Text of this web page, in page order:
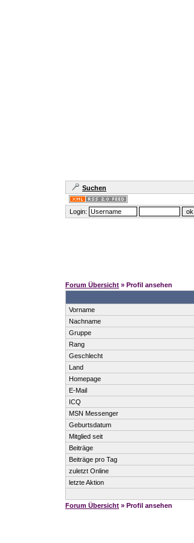
Suchen
Login:
Forum Übersicht » Profil ansehen
Vorname
Nachname
Gruppe
Rang
Geschlecht
Land
Homepage
E-Mail
ICQ
MSN Messenger
Geburtsdatum
Mitglied seit
Beiträge
Beiträge pro Tag
zuletzt Online
letzte Aktion
Forum Übersicht » Profil ansehen